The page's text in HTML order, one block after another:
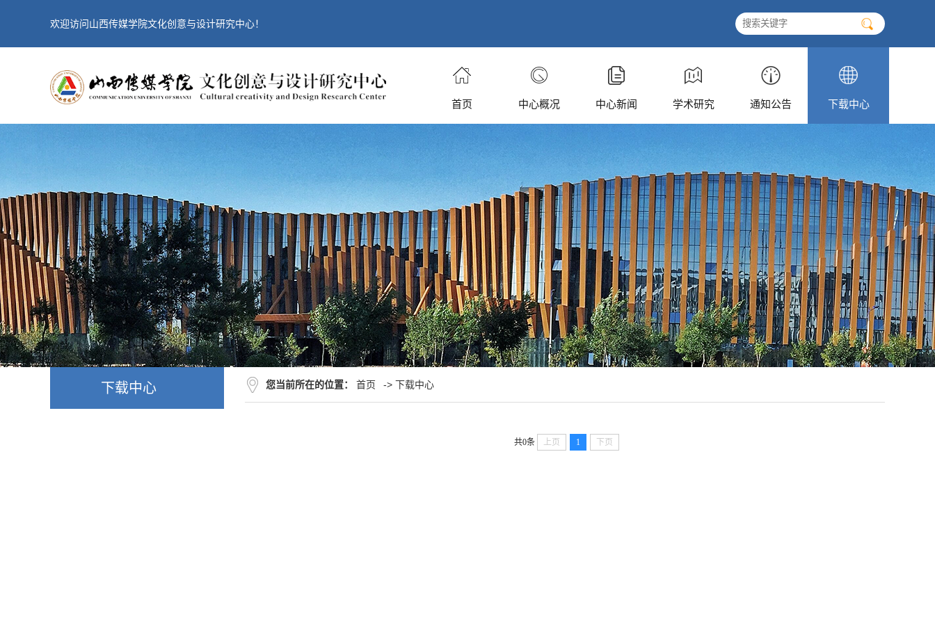
欢迎访问山西传媒学院文化创意与设计研究中心！
首页 中心概况 中心新闻 学术研究 通知公告 下载中心
下载中心 您当前所在的位置： 首页 -> 下载中心
共0条 上页 1 下页